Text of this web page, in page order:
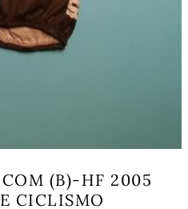
(B)-HF 2005
CICLISMO